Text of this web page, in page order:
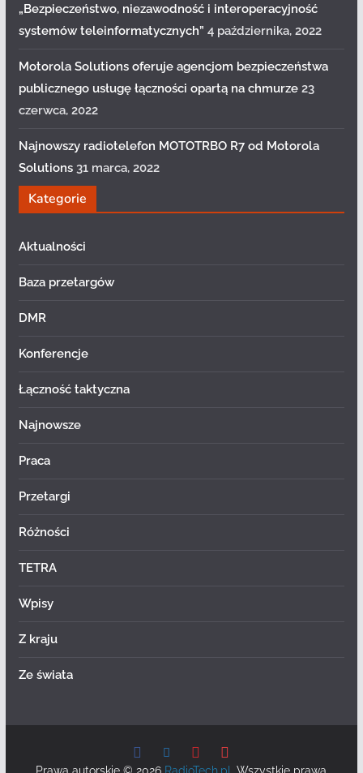
„Bezpieczeństwo, niezawodność i interoperacyjność
systemów teleinformatycznych” 4 października, 2022
Motorola Solutions oferuje agencjom bezpieczeństwa
publicznego usługę łączności opartą na chmurze 23
czerwca, 2022
Najnowszy radiotelefon MOTOTRBO R7 od Motorola
Solutions 31 marca, 2022
Kategorie
Aktualności
Baza przetargów
DMR
Konferencje
Łączność taktyczna
Najnowsze
Praca
Przetargi
Różności
TETRA
Wpisy
Z kraju
Ze świata